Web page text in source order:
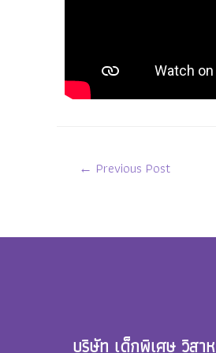
← Previous Post
บริษัท เด็กพิเศษ วิสา